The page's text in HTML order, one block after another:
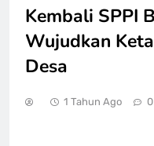
Kembali SPPI
Wujudkan
Desa
1 Tahun Ago 0